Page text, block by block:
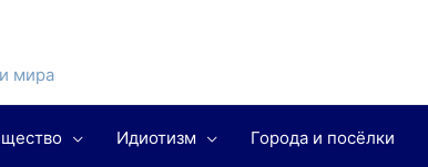
мира
Идиотизм Города и посёлки